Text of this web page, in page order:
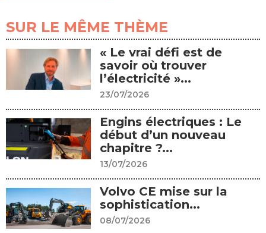
SUR LE MÊME THÈME
« Le vrai défi est de
savoir où trouver
l’électricité »...
23/07/2026
Engins électriques : Le
début d’un nouveau
chapitre ?...
13/07/2026
Volvo CE mise sur la
sophistication...
08/07/2026